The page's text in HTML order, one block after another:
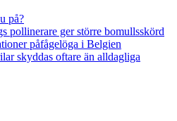
på?
pollinerare ger större bomullsskörd
påfågelöga i Belgien
skyddas oftare än alldagliga